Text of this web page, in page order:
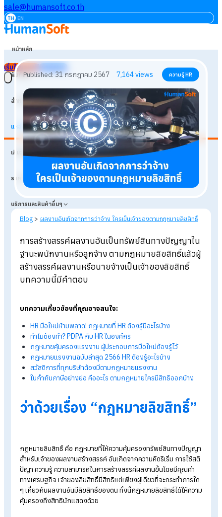
sale@humansoft.co.th
TH EN
หน้าหลัก
ฟังก์ชัน
สำหรับธุรกิจ
แหล่งเรียนรู้
เกี่ยวกับเรา
ราคา
บริการและสินค้าอื่นๆ
เริ่มใช้งานฟรี
Published: 31 กรกฎาคม 2567 7,164views
Blog > ผลงานอันเกิดจากการว่าจ้าง ใครเป็นเจ้าของตามกฎหมายลิขสิ
การสร้างสรรค์ผลงานอันเป็นทรัพย์สินทางปัญญา
ฐานะพนักงานหรือลูกจ้าง ตามกฎหมายลิขสิทธิ์แล้
สร้างสรรค์ผลงานหรือนายจ้างเป็นเจ้าของลิขสิทธิ์
บทความนี้มีคำตอบ
บทความเกี่ยวข้องที่คุณอาจสนใจ:
ทำไมต้องทำ? PDPA กับHR ในองค์กร
กฎหมายคุ้มครองแรงงาน ผู้ประกอบการมือใหม่ต้องรู้ไว้
กฎหมายแรงงานฉบับล่าสุด 2566 HR ต้องรู้อะไรบ้าง
สวัสดิการที่ทุกบริษัทต้องมีตามกฎหมายแรงงาน
ใบกำกับภาษีอย่างย่อ คืออะไร ตามกฎหมายใครมีสิทธิออกบ้าง